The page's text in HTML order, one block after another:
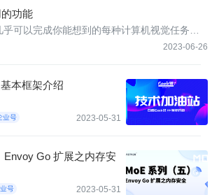
功能
2023-06-26
可以完成你能想到的每种计算机视觉任务。
求同时使用许多计算机视觉算法和模块来获得
本框架介绍
2023-05-31
Envoy Go 扩展之内存安
2023-05-31